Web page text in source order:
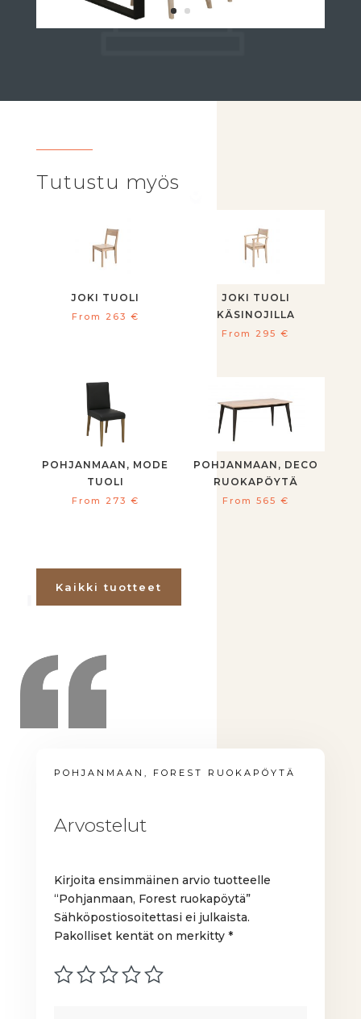
Tutustu myös
JOKI TUOLI
From 263 €
JOKI TUOLI
KÄSINOJILLA
From 295€
POHJANMAAN, MODE
TUOLI
From 273 €
POHJANMAAN, DECO
RUOKAPÖYTÄ
From 565 €
Kaikki tuotteet
POHJANMAAN, FOREST RUOKAPÖYTÄ
Arvostelut
Kirjoita ensimmäinen arvio tuotteelle
“Pohjanmaan, Forest ruokapöytä”
Sähköpostiosoitettasi ei julkaista.
Pakolliset kentät on merkitty*